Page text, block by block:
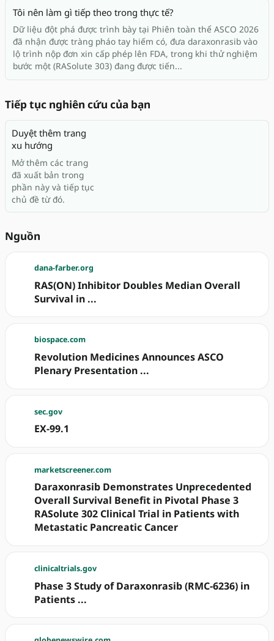
Tôi nên làm gì tiếp theo trong thực tế?
Dữ liệu đột phá được trình bày tại Phiên toàn thể ASCO 2026
đã nhận được tràng pháo tay hiếm có, đưa daraxonrasib vào
lộ trình nộp đơn xin cấp phép lên FDA, trong khi thử nghiệm
bước một (RASolute 303) đang được tiến...
Tiếp tục nghiên cứu của bạn
Duyệt thêm trang
xu hướng
Mở thêm các trang
đã xuất bản trong
phần này và tiếp tục
chủ đề từ đó.
Nguồn
dana-farber.org
RAS(ON) Inhibitor Doubles Median Overall
Survival in ...
biospace.com
Revolution Medicines Announces ASCO
Plenary Presentation ...
sec.gov
EX-99.1
marketscreener.com
Daraxonrasib Demonstrates Unprecedented
Overall Survival Benefit in Pivotal Phase 3
RASolute 302 Clinical Trial in Patients with
Metastatic Pancreatic Cancer
clinicaltrials.gov
Phase 3 Study of Daraxonrasib (RMC-6236) in
Patients ...